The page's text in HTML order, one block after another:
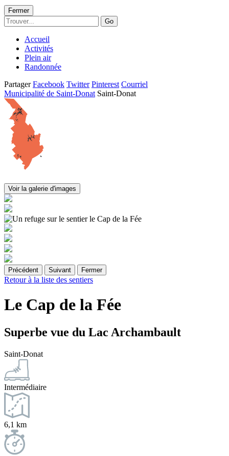
Fermer
Go
Accueil
Activités
Plein air
Randonnée
Partager Facebook Twitter Pinterest Courriel
Municipalité de Saint-Donat Saint-Donat
Voir la galerie d'images
Précédent Suivant Fermer
Retour à la liste des sentiers
Le Cap de la Fée
Superbe vue du Lac Archambault
Saint-Donat
Intermédiaire
6,1 km